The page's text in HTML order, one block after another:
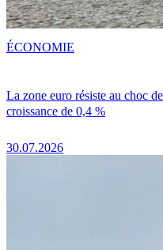
La zone euro résiste au choc
croissance de 0,4 %
30.07.2026
ÉCONOMIE